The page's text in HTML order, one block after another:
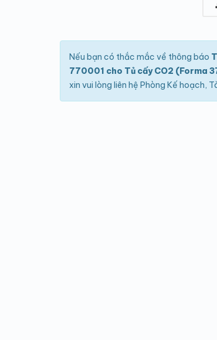
Nếu bạn có thắc mắc về thông báo
770001 cho Tủ cấy CO2 (Forma
xin vui lòng liên hệ Phòng Kế hoạch,